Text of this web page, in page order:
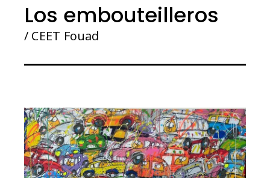
Los embouteilleros
/ CEET Fouad